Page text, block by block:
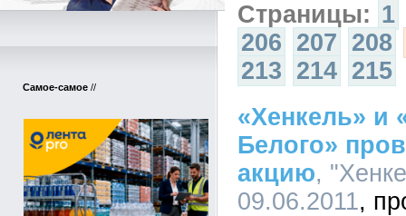
Самое-самое //
Страницы: 1
206 207 208
213 214 215
«Хенкель» и
Белого»
акцию,
09.06.2011